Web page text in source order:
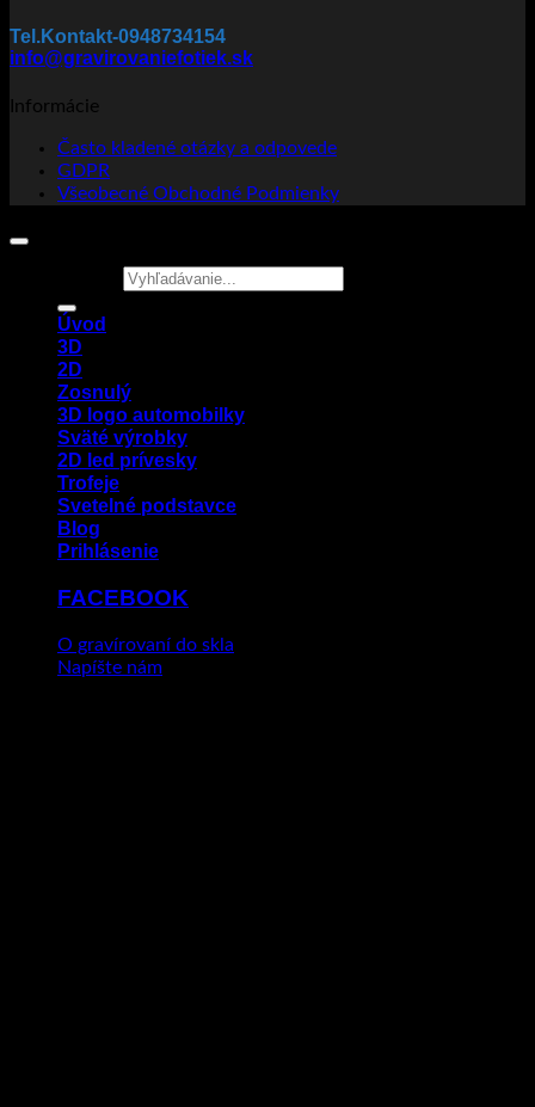
Tel.Kontakt-0948734154
info@gravirovaniefotiek.sk
Informácie
Často kladené otázky a odpovede
GDPR
Všeobecné Obchodné Podmienky
Úvod
3D
2D
Zosnulý
3D logo automobilky
Sväté výrobky
2D led prívesky
Trofeje
Svetelné podstavce
Blog
Prihlásenie
FACEBOOK
O gravírovaní do skla
Napíšte nám